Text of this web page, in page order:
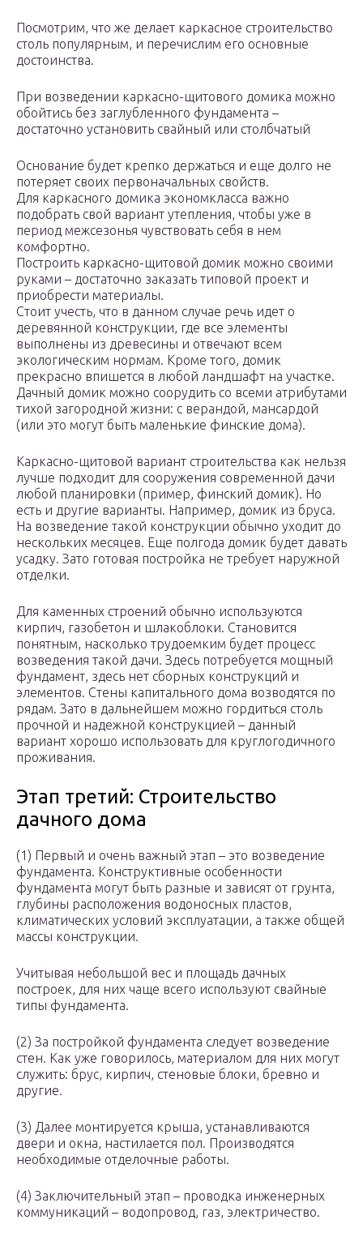
Посмотрим, что же делает каркасное строительство
столь популярным, и перечислим его основные
достоинства.
При возведении каркасно-щитового домика можно
обойтись без заглубленного фундамента –
достаточно установить свайный или столбчатый
Основание будет крепко держаться и еще долго не
потеряет своих первоначальных свойств.
Для каркасного домика экономкласса важно
подобрать свой вариант утепления, чтобы уже в
период межсезонья чувствовать себя в нем
комфортно.
Построить каркасно-щитовой домик можно своими
руками – достаточно заказать типовой проект и
приобрести материалы.
Стоит учесть, что в данном случае речь идет о
деревянной конструкции, где все элементы
выполнены из древесины и отвечают всем
экологическим нормам. Кроме того, домик
прекрасно впишется в любой ландшафт на участке.
Дачный домик можно соорудить со всеми атрибутами
тихой загородной жизни: с верандой, мансардой
(или это могут быть маленькие финские дома).
Каркасно-щитовой вариант строительства как нельзя
лучше подходит для сооружения современной дачи
любой планировки (пример, финский домик). Но
есть и другие варианты. Например, домик из бруса.
На возведение такой конструкции обычно уходит до
нескольких месяцев. Еще полгода домик будет давать
усадку. Зато готовая постройка не требует наружной
отделки.
Для каменных строений обычно используются
кирпич, газобетон и шлакоблоки. Становится
понятным, насколько трудоемким будет процесс
возведения такой дачи. Здесь потребуется мощный
фундамент, здесь нет сборных конструкций и
элементов. Стены капитального дома возводятся по
рядам. Зато в дальнейшем можно гордиться столь
прочной и надежной конструкцией – данный
вариант хорошо использовать для круглогодичного
проживания.
Этап третий: Строительство
дачного дома
(1) Первый и очень важный этап – это возведение
фундамента. Конструктивные особенности
фундамента могут быть разные и зависят от грунта,
глубины расположения водоносных пластов,
климатических условий эксплуатации, а также общей
массы конструкции.
Учитывая небольшой вес и площадь дачных
построек, для них чаще всего используют свайные
типы фундамента.
(2) За постройкой фундамента следует возведение
стен. Как уже говорилось, материалом для них могут
служить: брус, кирпич, стеновые блоки, бревно и
другие.
(3) Далее монтируется крыша, устанавливаются
двери и окна, настилается пол. Производятся
необходимые отделочные работы.
(4) Заключительный этап – проводка инженерных
коммуникаций – водопровод, газ, электричество.